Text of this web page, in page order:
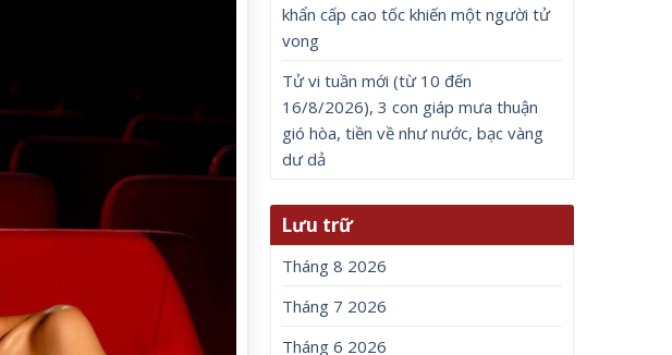
khẩn cấp cao tốc khiến một người tử
vong
Tử vi tuần mới (từ 10 đến
16/8/2026), 3 con giáp mưa thuận
gió hòa, tiền về như nước, bạc vàng
dư dả
Lưu trữ
Tháng 8 2026
Tháng 7 2026
Tháng 6 2026